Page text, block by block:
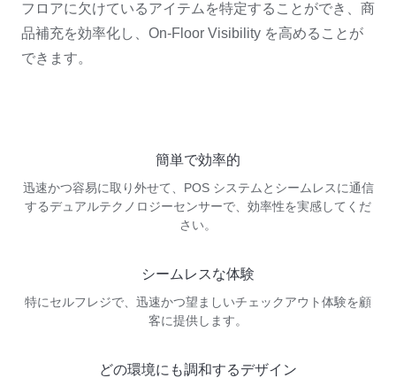
フロアに欠けているアイテムを特定することができ、商
品補充を効率化し、On-Floor Visibility を高めることが
できます。
簡単で効率的
迅速かつ容易に取り外せて、POS システムとシームレスに通信
するデュアルテクノロジーセンサーで、効率性を実感してくだ
さい。
シームレスな体験
特にセルフレジで、迅速かつ望ましいチェックアウト体験を顧
客に提供します。
どの環境にも調和するデザイン